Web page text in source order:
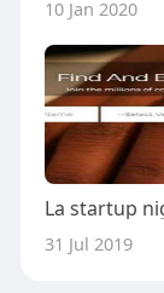
10 Jan 2020
31 Jul 2019